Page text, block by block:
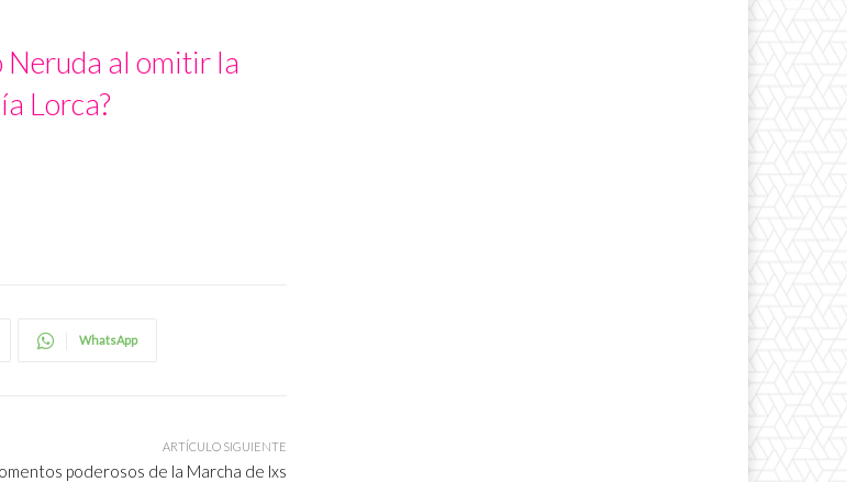
Neruda al omitir la
Lorca?
WhatsApp
ARTÍCULO SIGUIENTE
poderosos de la Marcha de lxs